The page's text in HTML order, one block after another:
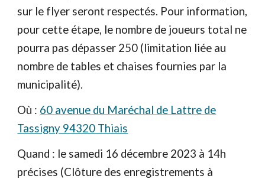
sur le flyer seront respectés. Pour information,
pour cette étape, le nombre de joueurs total ne
pourra pas dépasser 250 (limitation liée au
nombre de tables et chaises fournies par la
municipalité).
Où : 60 avenue du Maréchal de Lattre de
Tassigny 94320 Thiais
Quand : le samedi 16 décembre 2023 à 14h
précises (Clôture des enregistrements à